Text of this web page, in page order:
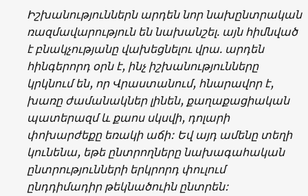
Իշխանություններն արդեն նոր նախընտրական
ռազմավարություն են նախանշել. այն հիմնված
է բնակչությանը վախեցնելու վրա. արդեն
հինգերորդ օրն է, ինչ իշխանությունները
կրկնում են, որ Վրաստանում, հնարավոր է,
խառը ժամանակներ լինեն, քաղաքացիական
պատերազմ և քաոս սկսվի, դոլարի
փոխարժեքը եռակի աճի: Եվ այդ ամենը տեղի
կունենա, եթե ընտրողները նախագահական
ընտրությունների երկրորդ փուլում
ընդդիմադիր թեկնածուին ընտրեն: